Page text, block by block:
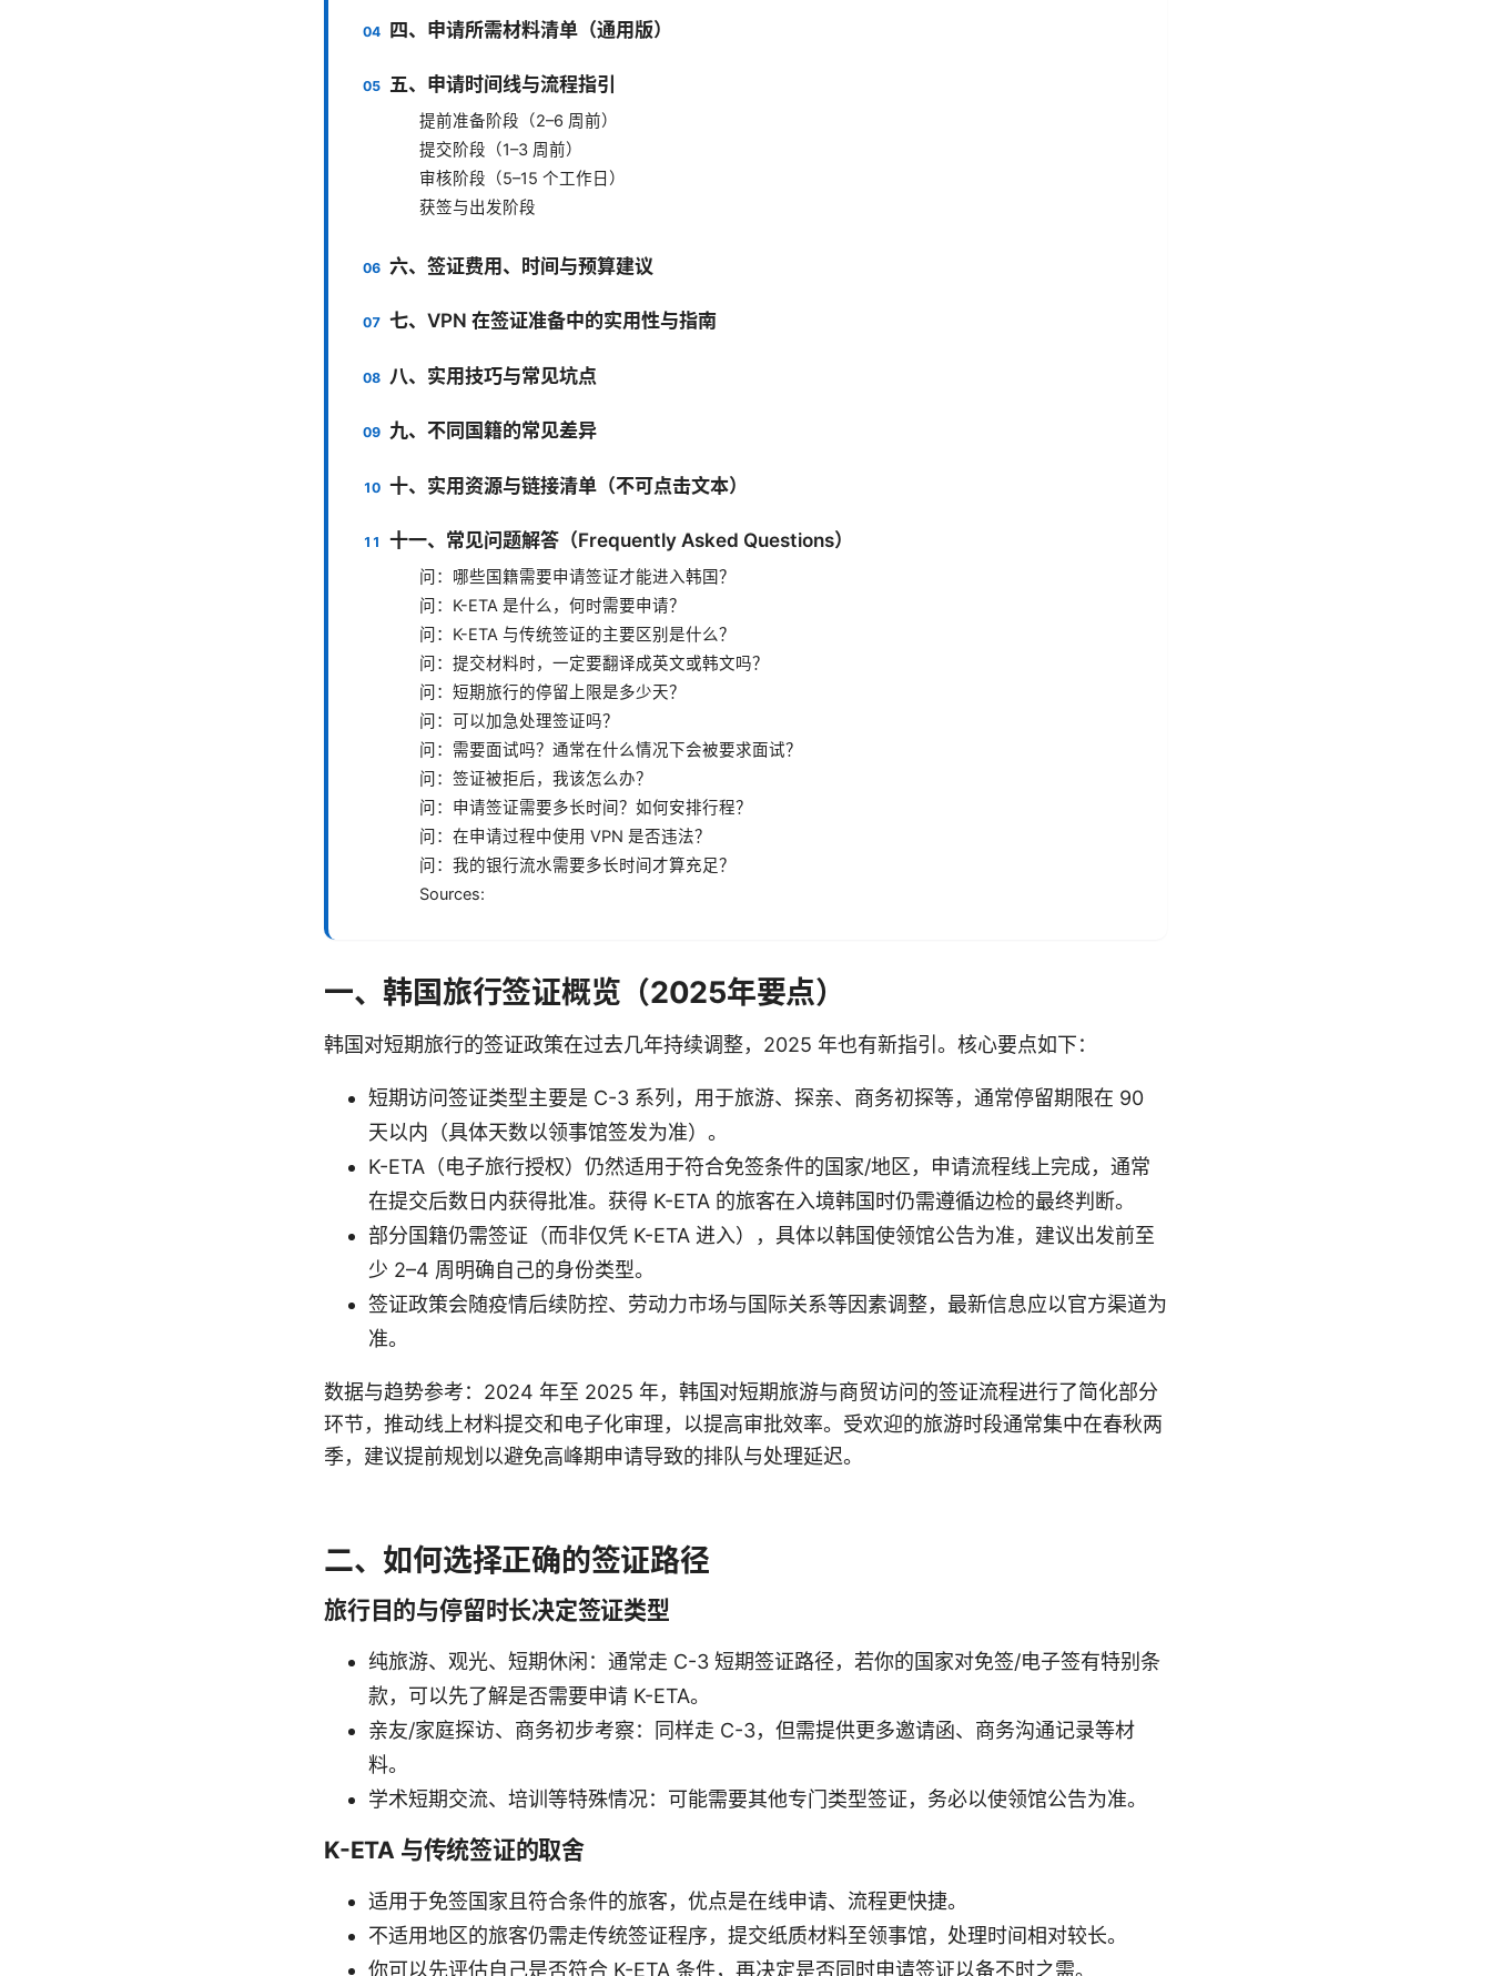
四、申请所需材料清单（通用版）
五、申请时间线与流程指引
提前准备阶段（2–6 周前）
提交阶段（1–3 周前）
审核阶段（5–15 个工作日）
获签与出发阶段
六、签证费用、时间与预算建议
七、VPN 在签证准备中的实用性与指南
八、实用技巧与常见坑点
九、不同国籍的常见差异
十、实用资源与链接清单（不可点击文本）
十一、常见问题解答（Frequently Asked Questions）
问：哪些国籍需要申请签证才能进入韩国？
问：K-ETA 是什么，何时需要申请？
问：K-ETA 与传统签证的主要区别是什么？
问：提交材料时，一定要翻译成英文或韩文吗？
问：短期旅行的停留上限是多少天？
问：可以加急处理签证吗？
问：需要面试吗？通常在什么情况下会被要求面试？
问：签证被拒后，我该怎么办？
问：申请签证需要多长时间？如何安排行程？
问：在申请过程中使用 VPN 是否违法？
问：我的银行流水需要多长时间才算充足？
Sources:
一、韩国旅行签证概览（2025年要点）
韩国对短期旅行的签证政策在过去几年持续调整，2025 年也有新指引。核心要点如下：
短期访问签证类型主要是 C-3 系列，用于旅游、探亲、商务初探等，通常停留期限在 90
天以内（具体天数以领事馆签发为准）。
K-ETA（电子旅行授权）仍然适用于符合免签条件的国家/地区，申请流程线上完成，通常
在提交后数日内获得批准。获得 K-ETA 的旅客在入境韩国时仍需遵循边检的最终判断。
部分国籍仍需签证（而非仅凭 K-ETA 进入），具体以韩国使领馆公告为准，建议出发前至
少 2–4 周明确自己的身份类型。
签证政策会随疫情后续防控、劳动力市场与国际关系等因素调整，最新信息应以官方渠道为
准。
数据与趋势参考：2024 年至 2025 年，韩国对短期旅游与商贸访问的签证流程进行了简化部分
环节，推动线上材料提交和电子化审理，以提高审批效率。受欢迎的旅游时段通常集中在春秋两
季，建议提前规划以避免高峰期申请导致的排队与处理延迟。
二、如何选择正确的签证路径
旅行目的与停留时长决定签证类型
纯旅游、观光、短期休闲：通常走 C-3 短期签证路径，若你的国家对免签/电子签有特别条
款，可以先了解是否需要申请 K-ETA。
亲友/家庭探访、商务初步考察：同样走 C-3，但需提供更多邀请函、商务沟通记录等材
料。
学术短期交流、培训等特殊情况：可能需要其他专门类型签证，务必以使领馆公告为准。
K-ETA 与传统签证的取舍
适用于免签国家且符合条件的旅客，优点是在线申请、流程更快捷。
不适用地区的旅客仍需走传统签证程序，提交纸质材料至领事馆，处理时间相对较长。
你可以先评估自己是否符合 K-ETA 条件，再决定是否同时申请签证以备不时之需。